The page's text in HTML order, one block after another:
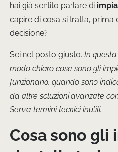
hai già sentito parlare di
capire di cosa si tratta, prima
decisione?
Sei nel posto giusto. In
modo chiaro cosa sono gli
funzionano, quando sono
da altre soluzioni avanzate
Senza termini tecnici inutili.
Cosa sono gli